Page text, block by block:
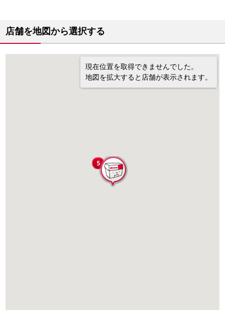
店舗を地図から選択する
現在位置を取得できませんでした。
地図を拡大すると店舗が表示されます。